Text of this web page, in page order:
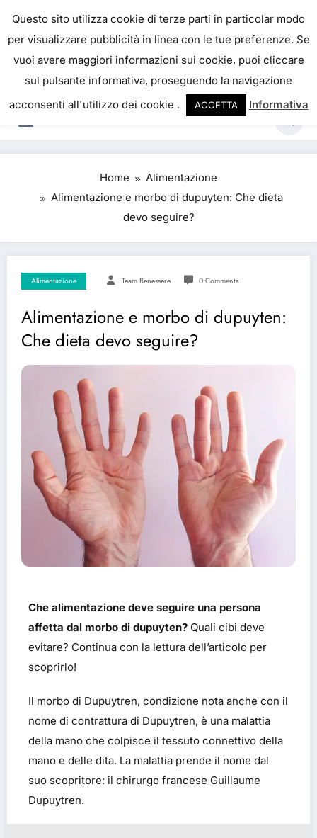
IL PORTALE DEL BENESSERE
La salute è come il denaro, non abbiamo mai una
vera idea del suo valore fino a quando la
perdiamo. Josh Billings
Home
Alimentazione
Alimentazione e morbo di dupuyten: Che dieta
devo seguire?
Alimentazione Team Benessere 0 Comments
Alimentazione e morbo di dupuyten:
Che dieta devo seguire?
Che alimentazione deve seguire una persona
affetta dal morbo di dupuyten? Quali cibi deve
evitare? Continua con la lettura dell’articolo per
scoprirlo!
Il morbo di Dupuytren, condizione nota anche con il
nome di contrattura di Dupuytren, è una malattia
della mano che colpisce il tessuto connettivo della
mano e delle dita. La malattia prende il nome dal
suo scopritore: il chirurgo francese Guillaume
Dupuytren.
Questo sito utilizza cookie di terze parti in particolar modo
per visualizzare pubblicità in linea con le tue preferenze. Se
vuoi avere maggiori informazioni sui cookie, puoi cliccare
sul pulsante informativa, proseguendo la navigazione
acconsenti all'utilizzo dei cookie .
ACCETTA Informativa